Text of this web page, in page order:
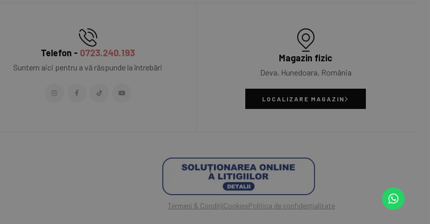
Telefon - 0723.240.193
Suntem aici pentru a vă răspunde la întrebări
Magazin fizic
Deva, Hunedoara, România
LOCALIZARE MAGAZIN
Termeni & CondițiiCookiesPolitica de confidențialitate